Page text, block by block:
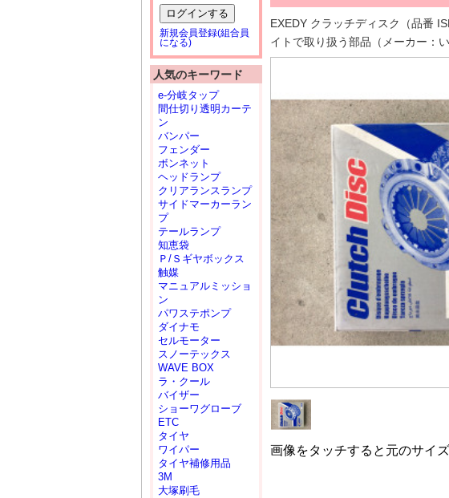
EXEDY クラッチディスク（品番
イトで取り扱う部品（メーカー：
画像をタッチすると元のサイ
ログインする
新規会員登録(組合員
になる)
人気のキーワード
e-分岐タップ
間仕切り透明カーテ
ン
バンパー
フェンダー
ボンネット
ヘッドランプ
クリアランスランプ
サイドマーカーラン
プ
テールランプ
知恵袋
Ｐ/Ｓギヤボックス
触媒
マニュアルミッショ
ン
パワステポンプ
ダイナモ
セルモーター
スノーテックス
WAVE BOX
ラ・クール
バイザー
ショーワグローブ
ETC
タイヤ
ワイパー
タイヤ補修用品
3M
大塚刷毛